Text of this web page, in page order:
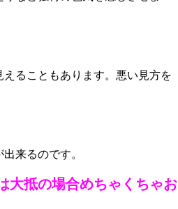
ることもあります。悪い見方を
来るのです。
大抵の場合めちゃくちゃお